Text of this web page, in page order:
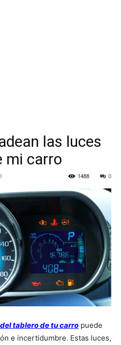
las luces
mi carro
0
1488
tablero de tu carro puede
e incertidumbre. Estas luces,